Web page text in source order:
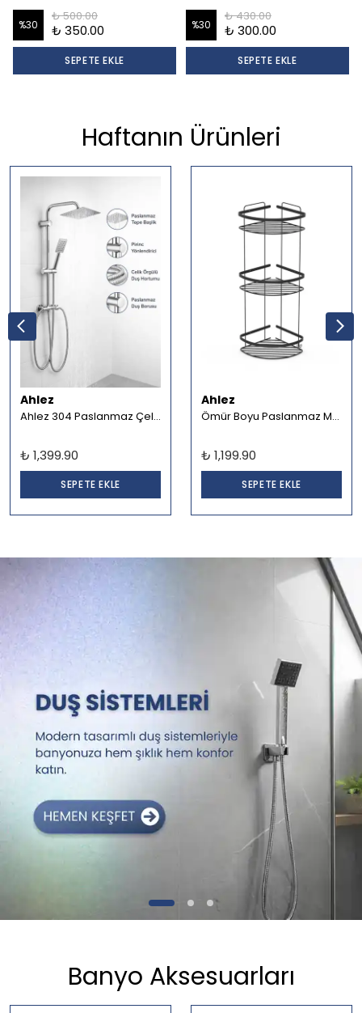
%30
₺ 500.00
₺ 350.00
SEPETE EKLE
%30
₺ 430.00
₺ 300.00
SEPETE EKLE
Haftanın Ürünleri
Ahlez
Ahlez 304 Paslanmaz Çelik 20x20 cm Robot Yağmurlama Tepe Duş Seti
₺ 1,399.90
SEPETE EKLE
Ahlez
Ömür Boyu Paslanmaz Mat Siyah Üç Katlı Köşe Süngerlik Şampuanlık Duş Rafı
₺ 1,199.90
SEPETE EKLE
Banyo Aksesuarları